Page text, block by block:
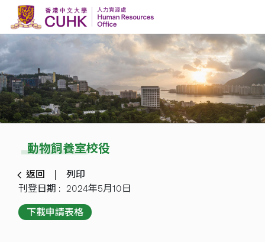
Skip to content
動物飼養室校役
返回
列印
刊登日期 : 2024年5月10日
下載申請表格